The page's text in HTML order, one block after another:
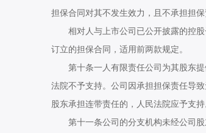
担保合同对其不发生效力，且不承担担
相对人与上市公司已公开披露的控股
订立的担保合同，适用前两款规定。
第十条一人有限责任公司为其股东提
法院不予支持。公司因承担担保责任导
股东承担连带责任的，人民法院应予支持
第十一条公司的分支机构未经公司股